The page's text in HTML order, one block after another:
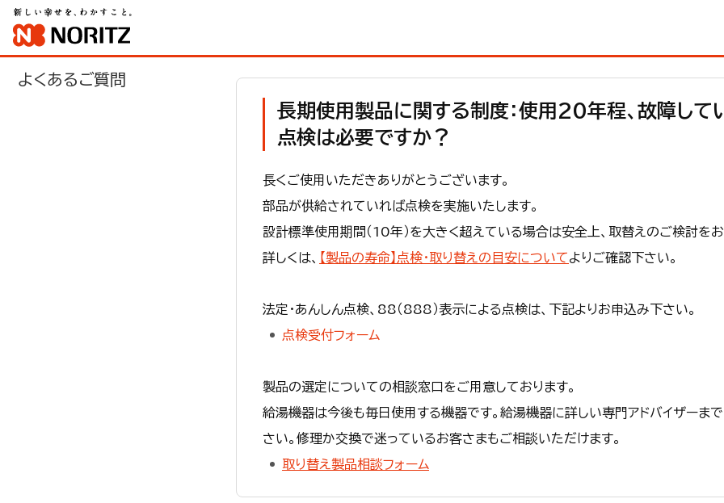
よくあるご質問
長期使用製品に関する制度：使用20年程、故障して
点検は必要ですか？
長くご使用いただきありがとうございます。
部品が供給されていれば点検を実施いたします。
設計標準使用期間（10年）を大きく超えている場合は安全上、取替えのご検討をお
詳しくは、
【製品の寿命】点検・取り替えの目安についてよりご確認下さい。
法定・あんしん点検、88（888）表示による点検は、下記よりお申込み下さい。
点検受付フォーム
製品の選定についての相談窓口をご用意しております。
給湯機器は今後も毎日使用する機器です。給湯機器に詳しい専門アドバイザーま
さい。修理か交換で迷っているお客さまもご相談いただけます。
取り替え製品相談フォーム